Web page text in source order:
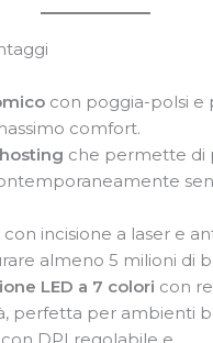
con poggia-polsi e
comfort.
che permette di
con incisione a laser e
almeno 5 milioni di
LED a 7 colori con
perfetta per ambienti